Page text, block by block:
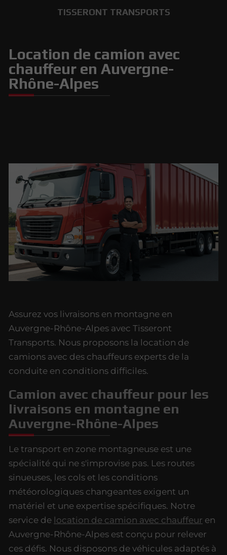
TISSERONT TRANSPORTS
Location de camion avec
chauffeur en Auvergne-
Rhône-Alpes
Assurez vos livraisons en montagne en
Auvergne-Rhône-Alpes avec Tisseront
Transports. Nous proposons la location de
camions avec des chauffeurs experts de la
conduite en conditions difficiles.
Camion avec chauffeur pour les
livraisons en montagne en
Auvergne-Rhône-Alpes
Le transport en zone montagneuse est une
spécialité qui ne s'improvise pas. Les routes
sinueuses, les cols et les conditions
météorologiques changeantes exigent un
matériel et une expertise spécifiques. Notre
service de location de camion avec chauffeur en
Auvergne-Rhône-Alpes est conçu pour relever
ces défis. Nous disposons de véhicules adaptés à